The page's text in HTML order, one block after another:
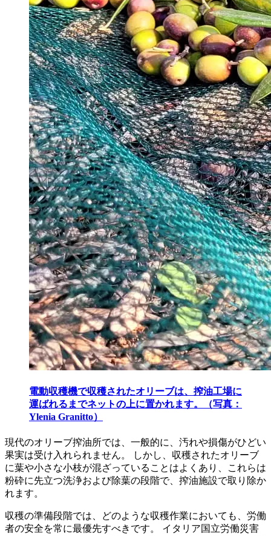
電動収穫機で収穫されたオリーブは、搾油工場に
運ばれるまでネットの上に置かれます。（写真：
Ylenia Granitto）
現代のオリーブ搾油所では、一般的に、汚れや損傷がひどい
果実は受け入れられません。 しかし、収穫されたオリーブ
に葉や小さな小枝が混ざっていることはよくあり、これらは
粉砕に先立つ洗浄および除葉の段階で、搾油施設で取り除か
れます。
収穫の準備段階では、どのような収穫作業においても、労働
者の安全を常に最優先すべきです。 イタリア国立労働災害